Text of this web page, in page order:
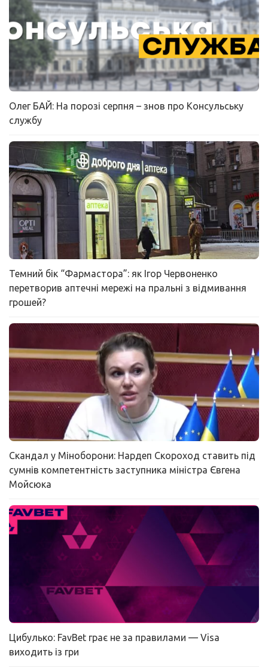
Олег БАЙ: На порозі серпня – знов про Консульську
службу
Темний бік “Фармастора”: як Ігор Червоненко
перетворив аптечні мережі на пральні з відмивання
грошей?
Скандал у Міноборони: Нардеп Скороход ставить під
сумнів компетентність заступника міністра Євгена
Мойсюка
Цибулько: FavBet грає не за правилами — Visa
виходить із гри